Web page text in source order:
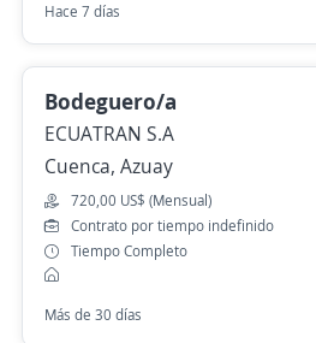
Hace 7 días
Bodeguero/a
ECUATRAN S.A
Cuenca, Azuay
720,00 US$ (Mensual)
Contrato por tiempo indefinido
Tiempo Completo
Más de 30 días